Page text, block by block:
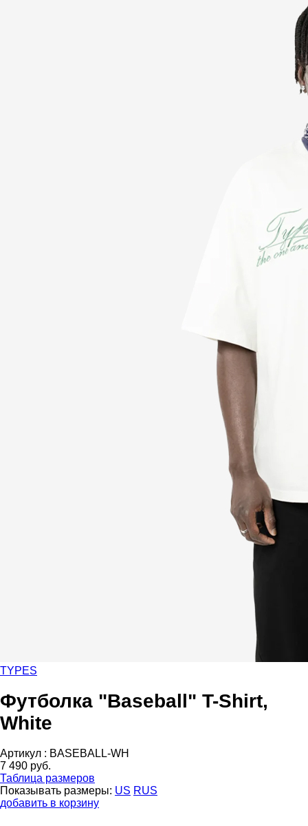
TYPES
Футболка "Baseball" T-Shirt,
White
Артикул : BASEBALL-WH
7 490 руб.
Таблица размеров
Показывать размеры: US RUS
добавить в корзину